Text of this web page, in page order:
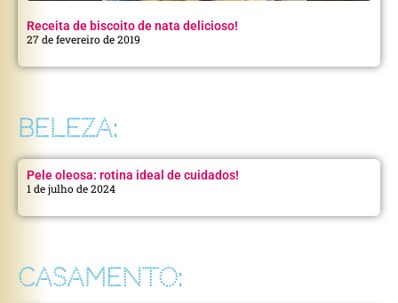
Receita de biscoito de nata delicioso!
27 de fevereiro de 2019
BELEZA:
Pele oleosa: rotina ideal de cuidados!
1 de julho de 2024
CASAMENTO: